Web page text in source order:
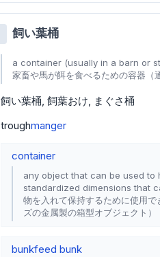
飼い葉桶
a container (usually in a barn or
家畜や馬が餌を食べるための容器（
飼い葉桶 飼葉おけ
まぐさ桶
troughmanger
container
any object that can be used to
standardized dimensions that
物を入れて保持するために使用
ズの金属製の箱型オブジェクト）
bunkfeed bunk